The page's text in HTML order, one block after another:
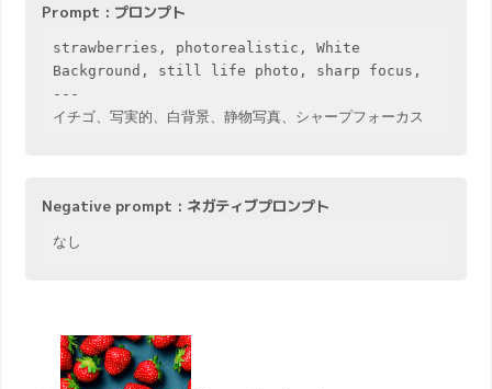
Prompt : プロンプト
strawberries, photorealistic, White
Background, still life photo, sharp focus,
---
イチゴ、写実的、白背景、静物写真、シャープフォーカス
Negative prompt : ネガティブプロンプト
なし